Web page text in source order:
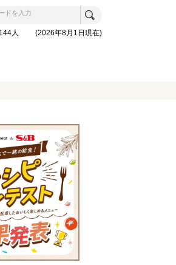
人 (2026年8月1日現在)